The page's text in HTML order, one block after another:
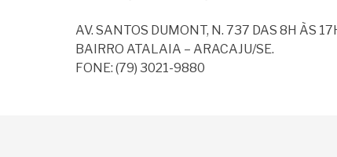
AV. SANTOS DUMONT, N. 737 DAS 8H ÀS
BAIRRO ATALAIA – ARACAJU/SE.
FONE: (79) 3021-9880